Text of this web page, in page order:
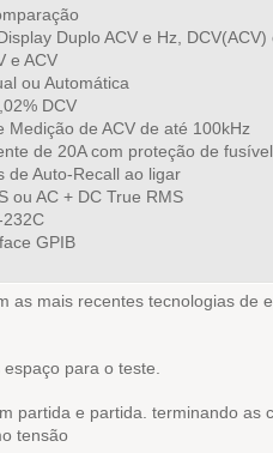
Duplo ACV e Hz, DCV(ACV)
e ACV
ou Automática
DCV
Medição de ACV de até 100kHz
de 20A com proteção de
de Auto-Recall ao ligar
ou AC + DC True RMS
232C
GPIB
as mais recentes tecnologias de
para o teste.
partida e partida. terminando as
tensão